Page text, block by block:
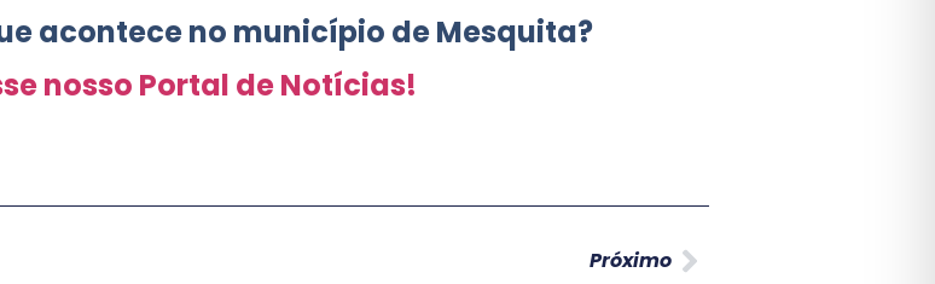
acontece no município de Mesquita?
nosso Portal de Notícias!
Próximo